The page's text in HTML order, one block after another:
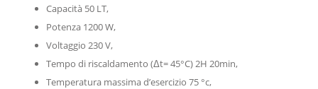
Capacità 50 LT,
Potenza 1200 W,
Voltaggio 230 V,
Tempo di riscaldamento (Δt= 45°C) 2H 20min,
Temperatura massima d’esercizio 75 °c,